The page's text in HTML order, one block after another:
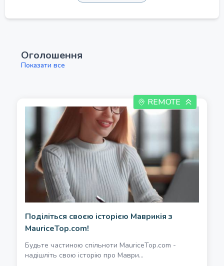
Оголошення
Показати все
REMOTE
Поділіться своєю історією Маврикія з
MauriceTop.com!
Будьте частиною спільноти MauriceTop.com -
надішліть свою історію про Маври...